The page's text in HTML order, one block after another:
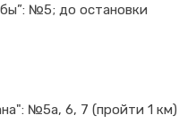
№5; до остановки
№5а, 6, 7 (пройти 1 км)